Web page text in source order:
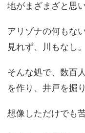
地がまざまざと思
アリゾナの何もな
見れず、川もなし。
そんな処で、数百
を作り、井戸を掘
想像しただけでも苦